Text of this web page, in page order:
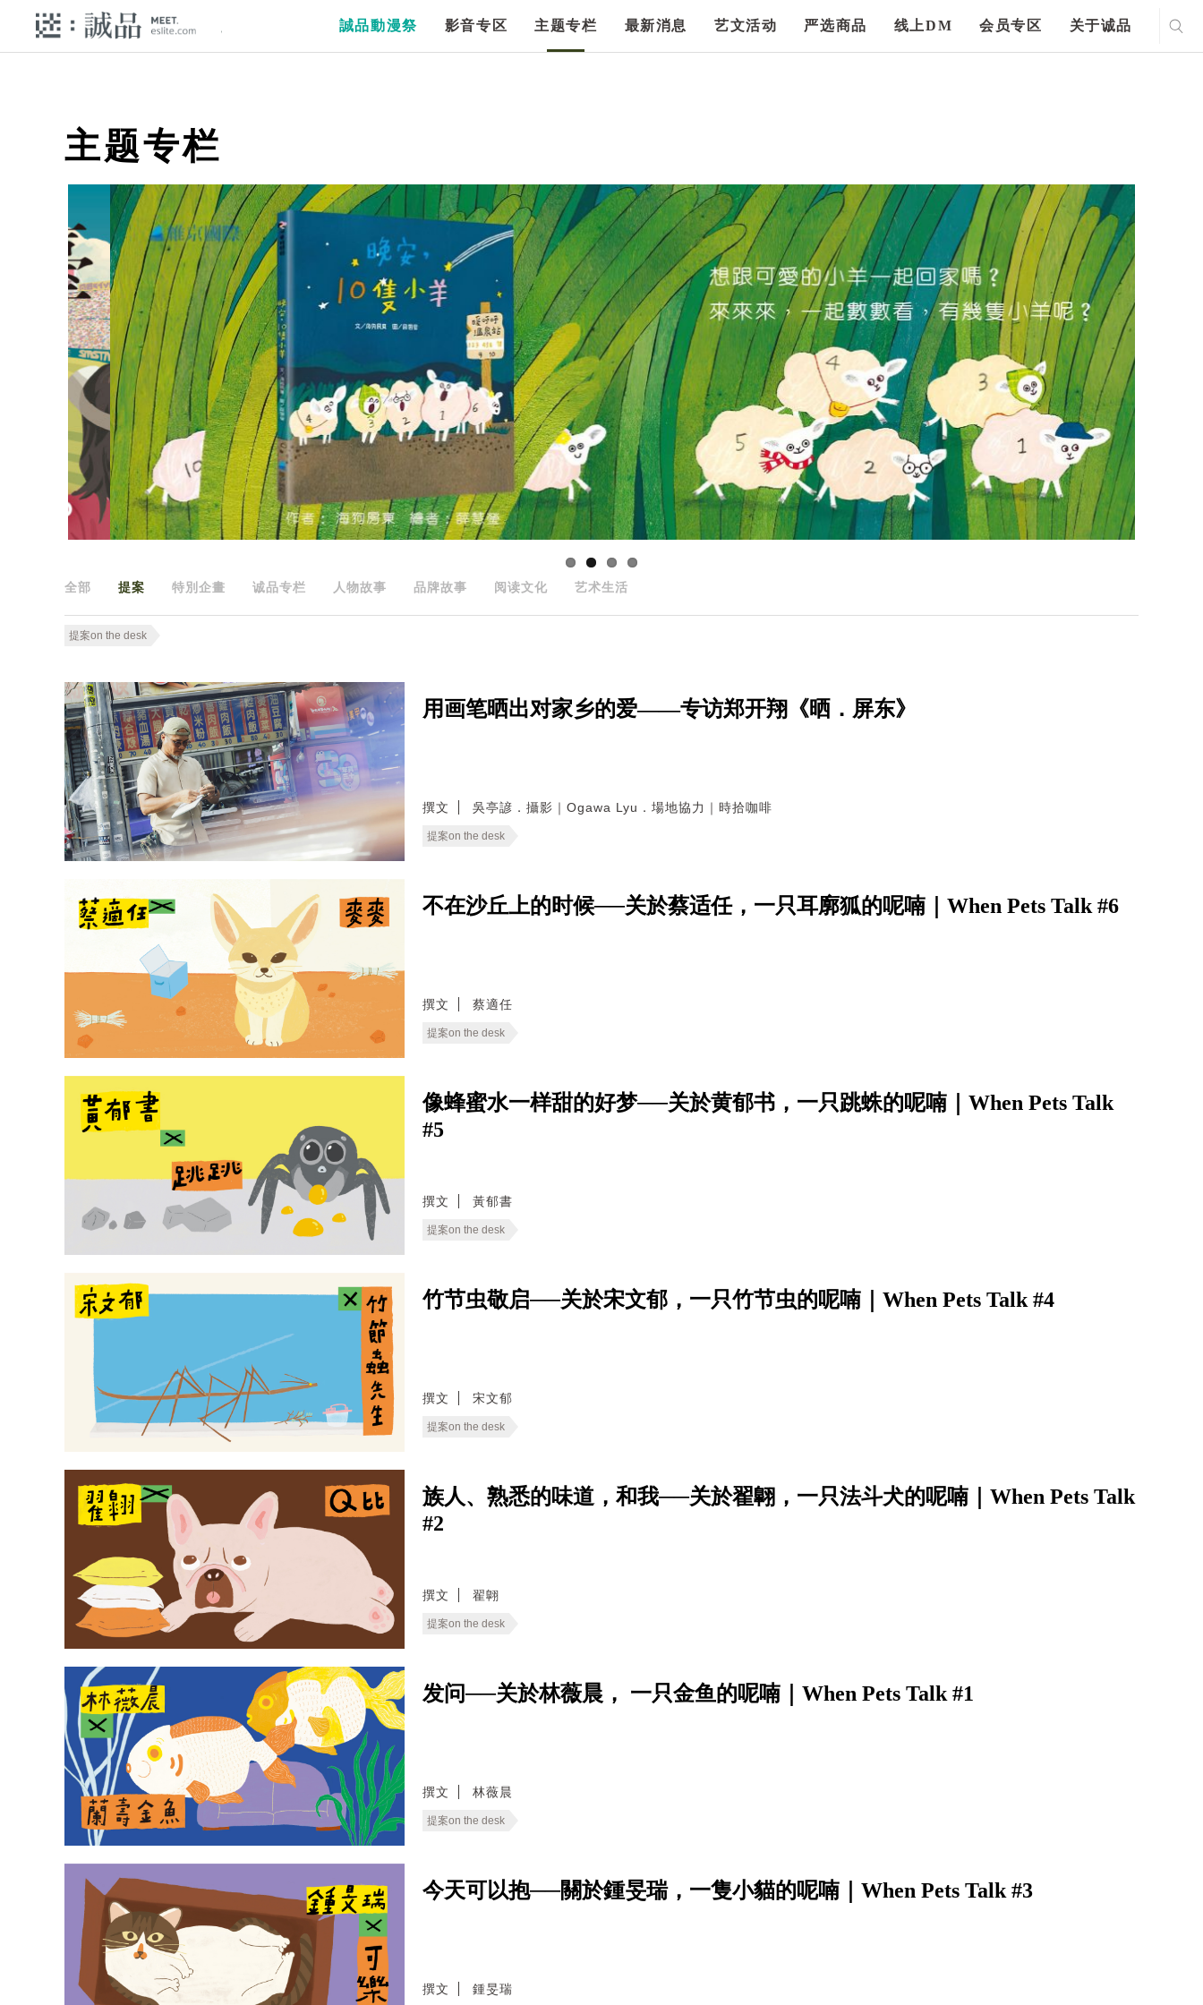
誠品動漫祭 影音专区 主题专栏 最新消息 艺文活动 严选商品 线上DM 会员专区 关于诚品
主题专栏
全部 提案 特別企畫 诚品专栏 人物故事 品牌故事 阅读文化 艺术生活
提案on the desk
用画笔晒出对家乡的爱——专访郑开翔《晒．屏东》
撰文 吳亭諺．攝影｜Ogawa Lyu．場地協力｜時拾咖啡
提案on the desk
不在沙丘上的时候──关於蔡适任，一只耳廓狐的呢喃｜When Pets Talk #6
撰文 蔡適任
提案on the desk
像蜂蜜水一样甜的好梦──关於黄郁书，一只跳蛛的呢喃｜When Pets Talk
#5
撰文 黃郁書
提案on the desk
竹节虫敬启──关於宋文郁，一只竹节虫的呢喃｜When Pets Talk #4
撰文 宋文郁
提案on the desk
族人、熟悉的味道，和我──关於翟翺，一只法斗犬的呢喃｜When Pets Talk
#2
撰文 翟翺
提案on the desk
发问──关於林薇晨， 一只金鱼的呢喃｜When Pets Talk #1
撰文 林薇晨
提案on the desk
今天可以抱──關於鍾旻瑞，一隻小貓的呢喃｜When Pets Talk #3
撰文 鍾旻瑞